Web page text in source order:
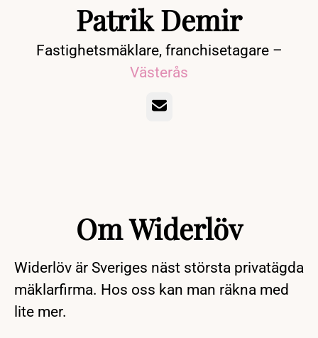
Patrik Demir
Fastighetsmäklare, franchisetagare –
Västerås
E-post
Om Widerlöv
Widerlöv är Sveriges näst största privatägda
mäklarfirma. Hos oss kan man räkna med
lite mer.